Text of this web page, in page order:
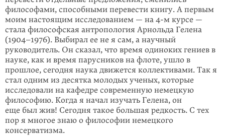
философами, способными перевести книгу. А первым
моим настоящим исследованием — на 4-м курсе —
стала философская антропология Арнольда Гелена
(1904–1976). Выбирал ее не я сам, а научный
руководитель. Он сказал, что время одиноких гениев в
науке, как и время парусников на флоте, ушло в
прошлое, сегодня наука движется коллективами. Так я
стал одним из десятка молодых ученых, которые
исследовали на кафедре современную немецкую
философию. Когда я начал изучать Гелена, он
еще был жив! Сегодня такое большая редкость. С тех
пор я многое знаю о философии немецкого
консерватизма.